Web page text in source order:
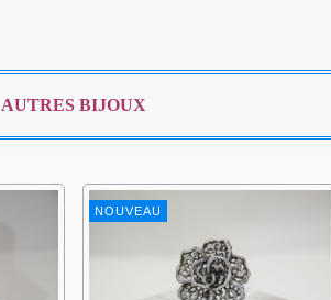
AUTRES BIJOUX
NOUVEAU